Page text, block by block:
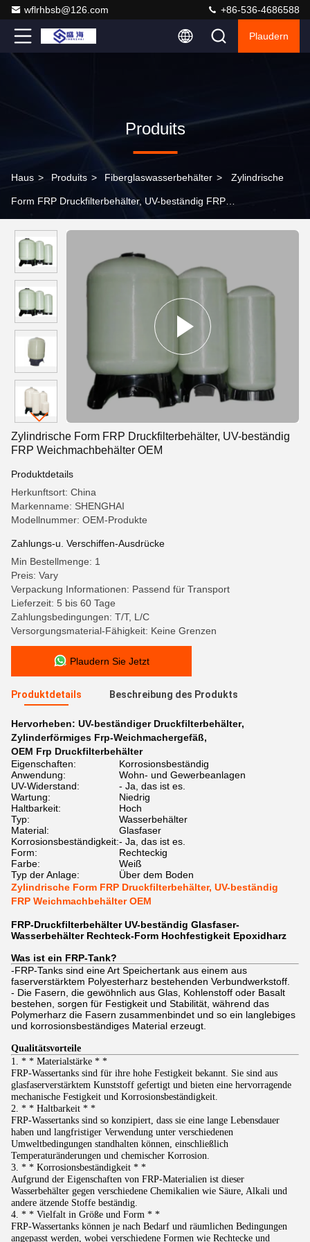
wflrhbsb@126.com +86-536-4686588
Plaudern
Produits
Haus > Produits > Fiberglaswasserbehälter > Zylindrische
Form FRP Druckfilterbehälter, UV-beständig FRP
Zylindrische Form FRP Druckfilterbehälter, UV-beständig
FRP Weichmachbehälter OEM
Produktdetails
Herkunftsort: China
Markenname: SHENGHAI
Modellnummer: OEM-Produkte
Zahlungs-u. Verschiffen-Ausdrücke
Min Bestellmenge: 1
Preis: Vary
Verpackung Informationen: Passend für Transport
Lieferzeit: 5 bis 60 Tage
Zahlungsbedingungen: T/T, L/C
Versorgungsmaterial-Fähigkeit: Keine Grenzen
Plaudern Sie Jetzt
Produktdetails Beschreibung des Produkts
Hervorheben: UV-beständiger Druckfilterbehälter,
Zylinderförmiges Frp-Weichmachergefäß,
OEM Frp Druckfilterbehälter
Eigenschaften:
Korrosionsbeständig
Anwendung:
Wohn- und Gewerbeanlagen
UV-Widerstand:
- Ja, das ist es.
Wartung:
Niedrig
Haltbarkeit:
Hoch
Typ:
Wasserbehälter
Material:
Glasfaser
Korrosionsbeständigkeit:- Ja, das ist es.
Form:
Rechteckig
Farbe:
Weiß
Typ der Anlage:
Über dem Boden
Zylindrische Form FRP Druckfilterbehälter, UV-beständig
FRP Weichmachbehälter OEM
FRP-Druckfilterbehälter UV-beständig Glasfaser-
Wasserbehälter Rechteck-Form Hochfestigkeit Epoxidharz
Was ist ein FRP-Tank?
-FRP-Tanks sind eine Art Speichertank aus einem aus
faserverstärktem Polyesterharz bestehenden Verbundwerkstoff.
- Die Fasern, die gewöhnlich aus Glas, Kohlenstoff oder Basalt
bestehen, sorgen für Festigkeit und Stabilität, während das
Polymerharz die Fasern zusammenbindet und so ein langlebiges
und korrosionsbeständiges Material erzeugt.
Qualitätsvorteile
1. * * Materialstärke * *
FRP-Wassertanks sind für ihre hohe Festigkeit bekannt. Sie sind aus
glasfaserverstärktem Kunststoff gefertigt und bieten eine hervorragende
mechanische Festigkeit und Korrosionsbeständigkeit.
2. * * Haltbarkeit * *
FRP-Wassertanks sind so konzipiert, dass sie eine lange Lebensdauer
haben und langfristiger Verwendung unter verschiedenen
Umweltbedingungen standhalten können, einschließlich
Temperaturänderungen und chemischer Korrosion.
3. * * Korrosionsbeständigkeit * *
Aufgrund der Eigenschaften von FRP-Materialien ist dieser
Wasserbehälter gegen verschiedene Chemikalien wie Säure, Alkali und
andere ätzende Stoffe beständig.
4. * * Vielfalt in Größe und Form * *
FRP-Wassertanks können je nach Bedarf und räumlichen Bedingungen
angepasst werden, wobei verschiedene Formen wie Rechtecke und